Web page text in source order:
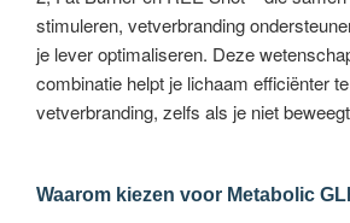
stimuleren, vetverbranding
je lever optimaliseren. Deze
combinatie helpt je lichaam efficiënter
vetverbranding, zelfs als je niet
Waarom kiezen voor Metabolic